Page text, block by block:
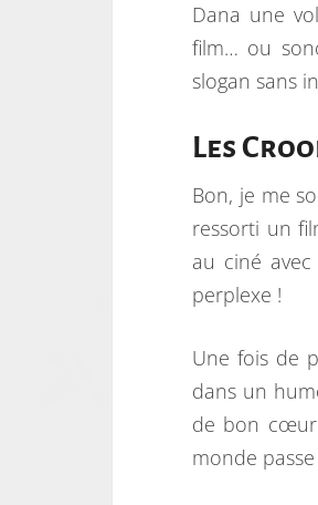
Dana une
film… ou
slogan sans
Les
Bon, je me
ressorti un
au ciné
perplexe !
Une fois de
dans un
de bon cœur
monde